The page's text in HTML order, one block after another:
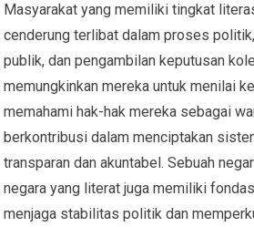
Masyarakat yang memiliki tingkat
cenderung terlibat dalam proses
publik, dan pengambilan keputusan
memungkinkan mereka untuk menilai
memahami hak-hak mereka sebagai
berkontribusi dalam menciptakan
transparan dan akuntabel. Sebuah
negara yang literat juga memiliki
menjaga stabilitas politik dan